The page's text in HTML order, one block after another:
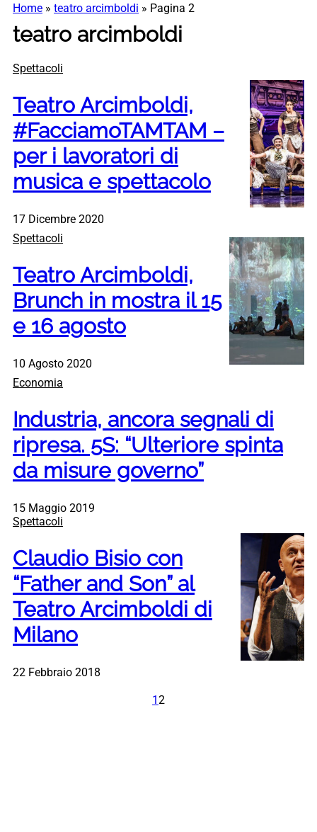
Home » teatro arcimboldi » Pagina 2
teatro arcimboldi
Spettacoli
Teatro Arcimboldi,
#FacciamoTAMTAM –
per i lavoratori di
musica e spettacolo
17 Dicembre 2020
Spettacoli
Teatro Arcimboldi,
Brunch in mostra il 15
e 16 agosto
10 Agosto 2020
Economia
Industria, ancora segnali di
ripresa. 5S: “Ulteriore spinta
da misure governo”
15 Maggio 2019
Spettacoli
Claudio Bisio con
“Father and Son” al
Teatro Arcimboldi di
Milano
22 Febbraio 2018
12